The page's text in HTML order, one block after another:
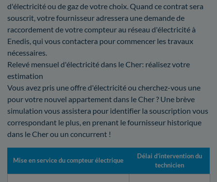
d'électricité ou de gaz de votre choix. Quand ce contrat sera
souscrit, votre fournisseur adressera une demande de
raccordement de votre compteur au réseau d'électricité à
Enedis, qui vous contactera pour commencer les travaux
nécessaires.
Relevé mensuel d'électricité dans le Cher: réalisez votre
estimation
Vous avez pris une offre d'électricité ou cherchez-vous une
pour votre nouvel appartement dans le Cher ? Une brève
simulation vous assistera pour identifier la souscription vous
correspondant le plus, en prenant le fournisseur historique
dans le Cher ou un concurrent !
Mise en service du compteur électrique
Délai d’intervention du
technicien